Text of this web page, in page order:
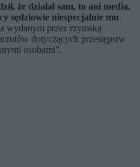
że działał sam, to ani media,
sędziowie niespecjalnie mu
wydanym przez rzymską
dotyczących przestępstw
osobami”.